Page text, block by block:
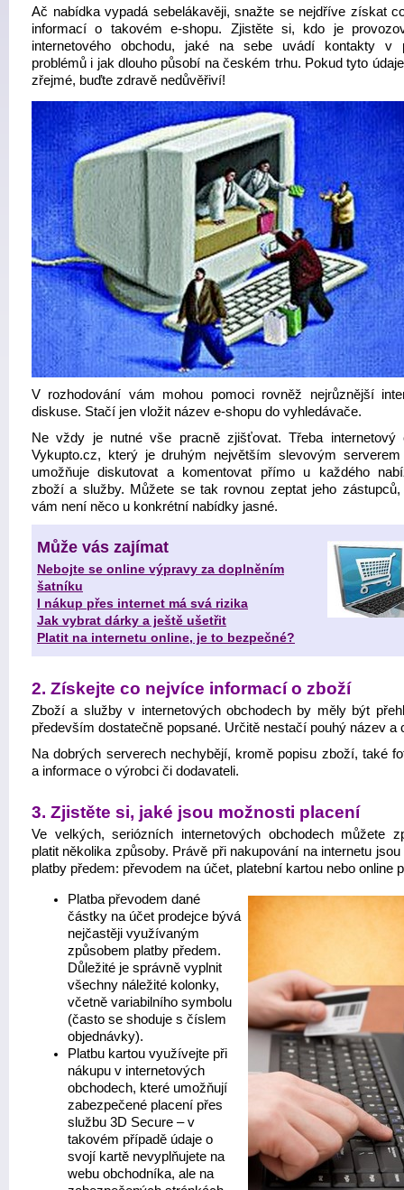
Ač nabídka vypadá sebelákavěji, snažte se nejdříve získat
informací o takovém e-shopu. Zjistěte si, kdo je
internetového obchodu, jaké na sebe uvádí kontakty v
problémů i jak dlouho působí na českém trhu. Pokud tyto
zřejmé, buďte zdravě nedůvěřiví!
V rozhodování vám mohou pomoci rovněž nejrůznější
diskuse. Stačí jen vložit název e-shopu do vyhledávače.
Ne vždy je nutné vše pracně zjišťovat. Třeba internetový
Vykupto.cz, který je druhým největším slevovým
umožňuje diskutovat a komentovat přímo u každého
zboží a služby. Můžete se tak rovnou zeptat jeho zástupců,
vám není něco u konkrétní nabídky jasné.
Může vás zajímat
Nebojte se online výpravy za doplněním
šatníku
I nákup přes internet má svá rizika
Jak vybrat dárky a ještě ušetřit
Platit na internetu online, je to bezpečné?
2. Získejte co nejvíce informací o zboží
Zboží a služby v internetových obchodech by měly být
především dostatečně popsané. Určitě nestačí pouhý název a
Na dobrých serverech nechybějí, kromě popisu zboží, také
a informace o výrobci či dodavateli.
3. Zjistěte si, jaké jsou možnosti placení
Ve velkých, seriózních internetových obchodech můžete
platit několika způsoby. Právě při nakupování na internetu
platby předem: převodem na účet, platební kartou nebo online
Platba převodem dané
částky na účet prodejce bývá
nejčastěji využívaným
způsobem platby předem.
Důležité je správně vyplnit
všechny náležité kolonky,
včetně variabilního symbolu
(často se shoduje s číslem
objednávky).
Platbu kartou využívejte při
nákupu v internetových
obchodech, které umožňují
zabezpečené placení přes
službu 3D Secure – v
takovém případě údaje o
svojí kartě nevyplňujete na
webu obchodníka, ale na